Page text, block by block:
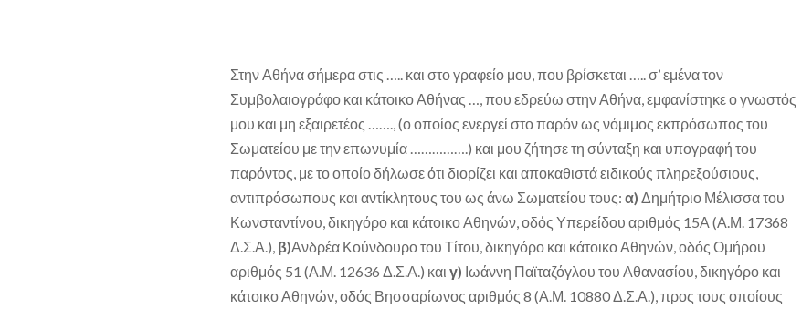
Στην Αθήνα σήμερα στις ….. και στο γραφείο μου, που βρίσκεται ….. σ’ εμένα τον
Συμβολαιογράφο και κάτοικο Αθήνας …, που εδρεύω στην Αθήνα, εμφανίστηκε ο γνωστός
μου και μη εξαιρετέος ……., (ο οποίος ενεργεί στο παρόν ως νόμιμος εκπρόσωπος του
Σωματείου με την επωνυμία …………….) και μου ζήτησε τη σύνταξη και υπογραφή του
παρόντος, με το οποίο δήλωσε ότι διορίζει και αποκαθιστά ειδικούς πληρεξούσιους,
αντιπρόσωπους και αντίκλητους του ως άνω Σωματείου τους: α) Δημήτριο Μέλισσα του
Κωνσταντίνου, δικηγόρο και κάτοικο Αθηνών, οδός Υπερείδου αριθμός 15Α (Α.Μ. 17368
Δ.Σ.Α.), β)Ανδρέα Κούνδουρο του Τίτου, δικηγόρο και κάτοικο Αθηνών, οδός Ομήρου
αριθμός 51 (Α.Μ. 12636 Δ.Σ.Α.) και γ) Ιωάννη Παϊταζόγλου του Αθανασίου, δικηγόρο και
κάτοικο Αθηνών, οδός Βησσαρίωνος αριθμός 8 (Α.Μ. 10880 Δ.Σ.Α.), προς τους οποίους